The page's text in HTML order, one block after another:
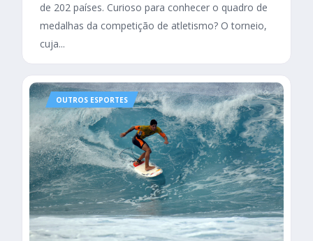
de 202 países. Curioso para conhecer o quadro de
medalhas da competição de atletismo? O torneio,
cuja...
OUTROS ESPORTES